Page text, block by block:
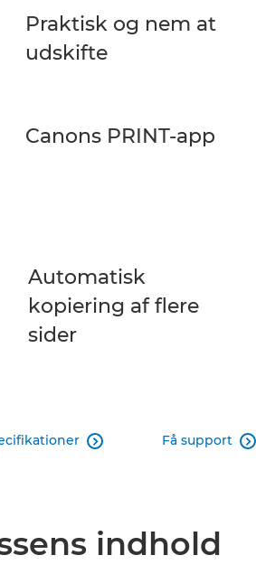
Praktisk og nem at
udskifte
Canons PRINT-app
Automatisk
kopiering af flere
sider
 Få support 
indhold